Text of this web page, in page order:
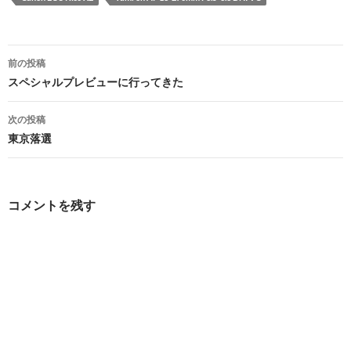
投
稿
ナ
ビ
ゲ
前の投稿
スペシャルプレビューに行ってきた
次の投稿
東京落選
コメントを残す